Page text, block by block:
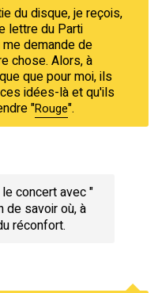
du disque, je reçois,
lettre du Parti
demande de
chose. Alors, à
que pour moi, ils
idées-là et qu'ils
"Rouge".
concert avec "
de savoir où, à
réconfort.